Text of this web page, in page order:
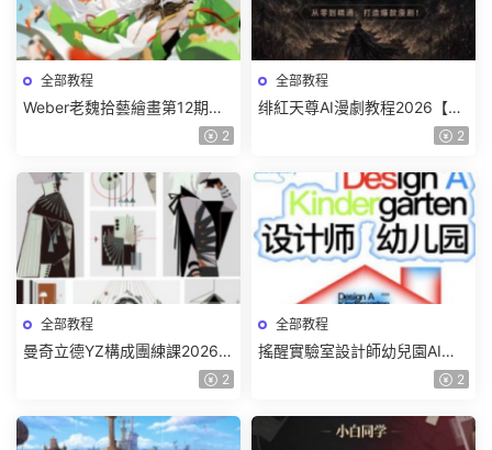
全部教程
Weber老魏拾藝繪畫第12期角
色特訓班【畫質不錯隻有視
2
全部教程
绯紅天尊AI漫劇教程2026【畫
2
全部教程
曼奇立德YZ構成團練課2026年
8月已結課【畫質高清有課件】
2
全部教程
搖醒實驗室設計師幼兒園AI軟
件基礎課2025【畫質不錯有素
2